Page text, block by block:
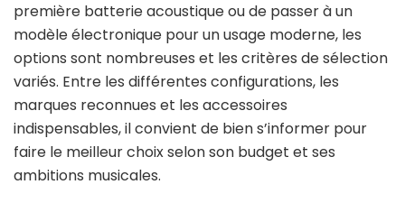
première batterie acoustique ou de passer à un
modèle électronique pour un usage moderne, les
options sont nombreuses et les critères de sélection
variés. Entre les différentes configurations, les
marques reconnues et les accessoires
indispensables, il convient de bien s’informer pour
faire le meilleur choix selon son budget et ses
ambitions musicales.